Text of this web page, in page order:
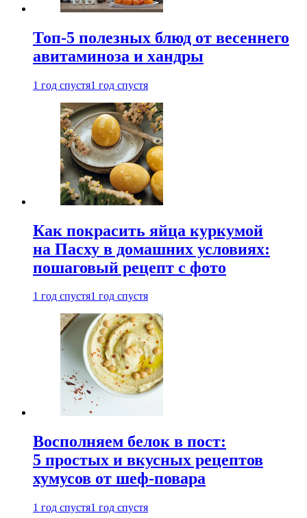
Топ-5 полезных блюд от весеннего
авитаминоза и хандры
1 год спустя1 год спустя
Как покрасить яйца куркумой
на Пасху в домашних условиях:
пошаговый рецепт с фото
1 год спустя1 год спустя
Восполняем белок в пост:
5 простых и вкусных рецептов
хумусов от шеф-повара
1 год спустя1 год спустя